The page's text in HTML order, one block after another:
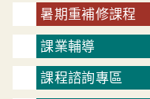
暑期重補修課程
課業輔導
課程諮詢專區